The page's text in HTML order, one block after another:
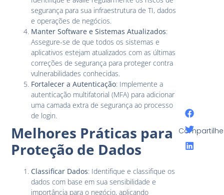
segurança para sua infraestrutura de TI, dados
e operações de negócios.
Manter Software e Sistemas Atualizados:
Assegure-se de que todos os sistemas e
aplicativos estejam atualizados com as últimas
correções de segurança para proteger contra
vulnerabilidades conhecidas.
Fortalecer a Autenticação: Implemente a
autenticação multifatorial (MFA) para adicionar
uma camada extra de segurança ao processo
de login.
Melhores Práticas para
Proteção de Dados
Classificar Dados: Identifique e classifique os
dados com base em sua sensibilidade e
importância para o negócio, aplicando